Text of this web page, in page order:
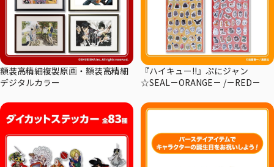
額装高精細複製原画・額装高精細
デジタルカラー
『ハイキュー!!』ぷにジャン
☆SEAL－ORANGE－ /－RED－